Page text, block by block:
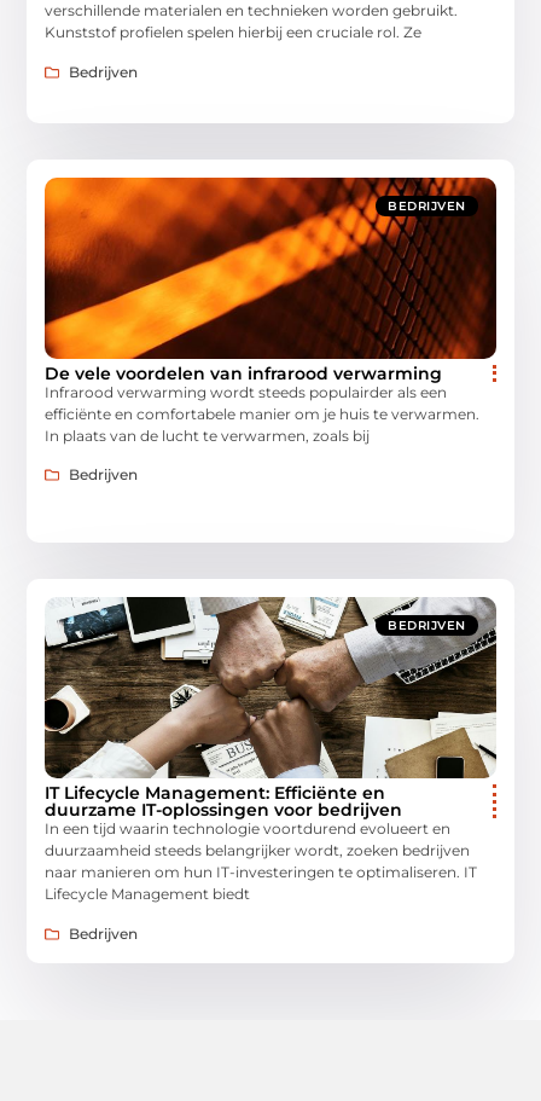
verschillende materialen en technieken worden gebruikt.
Kunststof profielen spelen hierbij een cruciale rol. Ze
Bedrijven
BEDRIJVEN
De vele voordelen van infrarood verwarming
Infrarood verwarming wordt steeds populairder als een
efficiënte en comfortabele manier om je huis te verwarmen.
In plaats van de lucht te verwarmen, zoals bij
Bedrijven
BEDRIJVEN
IT Lifecycle Management: Efficiënte en
duurzame IT-oplossingen voor bedrijven
In een tijd waarin technologie voortdurend evolueert en
duurzaamheid steeds belangrijker wordt, zoeken bedrijven
naar manieren om hun IT-investeringen te optimaliseren. IT
Lifecycle Management biedt
Bedrijven